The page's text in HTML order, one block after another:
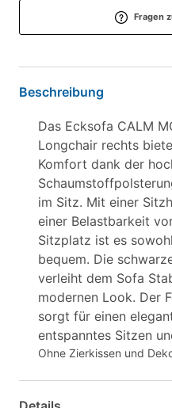
Fragen
Beschreibung
Das Ecksofa CALM
Longchair rechts
Komfort dank der
im Sitz. Mit einer
einer Belastbarkeit
Sitzplatz ist es
bequem. Die
verleiht dem Sofa
modernen Look. Der
sorgt für einen
entspanntes Sitzen
Ohne Zierkissen und